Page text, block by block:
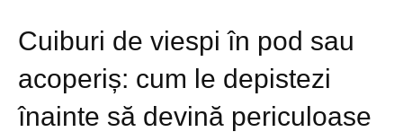
Cuiburi de viespi în pod sau
acoperiș: cum le depistezi
înainte să devină periculoase